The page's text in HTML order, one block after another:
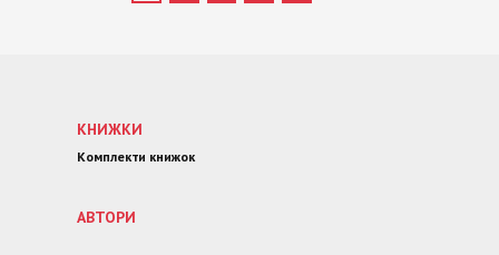
КНИЖКИ
Комплекти книжок
АВТОРИ